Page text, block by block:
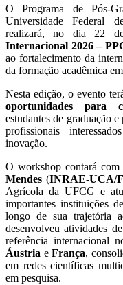
O Programa de Pós-
Universidade Federal
realizará, no dia 22
Internacional 2026 –
ao fortalecimento da
da formação acadêmica
Nesta edição, o evento
oportunidades para
estudantes de graduação
profissionais
inovação.
O workshop contará com
Mendes (INRAE-UCA/
Agrícola da UFCG e
importantes instituições
longo de sua trajetória
desenvolveu atividades
referência internacional
Áustria e França,
em redes científicas
em pesquisa.